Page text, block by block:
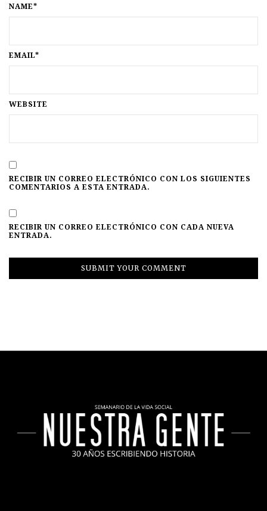
NAME*
EMAIL*
WEBSITE
RECIBIR UN CORREO ELECTRÓNICO CON LOS SIGUIENTES
COMENTARIOS A ESTA ENTRADA.
RECIBIR UN CORREO ELECTRÓNICO CON CADA NUEVA
ENTRADA.